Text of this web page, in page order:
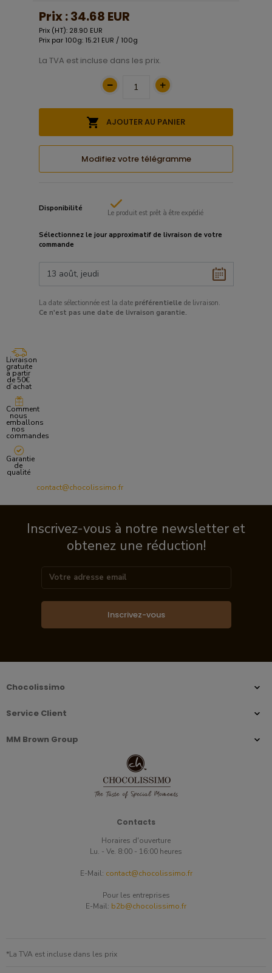
Prix :34.68 EUR
Prix (HT): 28.90 EUR
Prix par 100g: 15.21 EUR / 100g
La TVA est incluse dans les prix.
AJOUTER AU PANIER
Modifiez votre télégramme
Disponibilité
Le produit est prêt à être expédié
Sélectionnez le jour approximatif de livraison de votre
commande
La date sélectionnée est la date préférentielle de livraison.
Ce n'est pas une date de livraison garantie.
Livraison
gratuite
à partir
de 50€
d’achat
Comment
nous
emballons
nos
commandes
Garantie
de
qualité
contact@chocolissimo.fr
Inscrivez-vous à notre newsletter et
obtenez une réduction!
Inscrivez-vous
Chocolissimo
Service Client
MM Brown Group
Contacts
Horaires d'ouverture
Lu. - Ve. 8:00 - 16:00 heures
E-Mail: contact@chocolissimo.fr
Pour les entreprises
E-Mail: b2b@chocolissimo.fr
*La TVA est incluse dans les prix